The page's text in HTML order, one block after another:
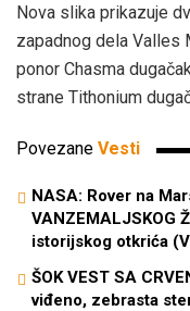
Nova slika prikazuje
zapadnog dela Valles
ponor Chasma
strane Tithonium
Povezane Vesti
NASA: Rover na
VANZEMALJSKOG
istorijskog otkrića
ŠOK VEST SA
viđeno, zebrasta